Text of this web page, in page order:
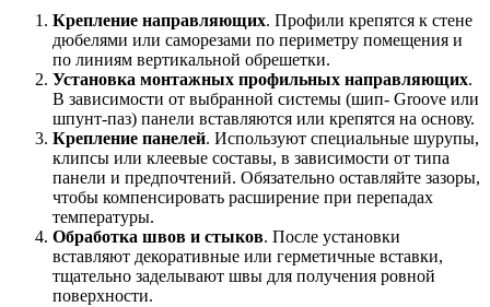
Крепление направляющих. Профили крепятся к стене
дюбелями или саморезами по периметру помещения и
по линиям вертикальной обрешетки.
Установка монтажных профильных направляющих.
В зависимости от выбранной системы (шип- Groove или
шпунт-паз) панели вставляются или крепятся на основу.
Крепление панелей. Используют специальные шурупы,
клипсы или клеевые составы, в зависимости от типа
панели и предпочтений. Обязательно оставляйте зазоры,
чтобы компенсировать расширение при перепадах
температуры.
Обработка швов и стыков. После установки
вставляют декоративные или герметичные вставки,
тщательно заделывают швы для получения ровной
поверхности.